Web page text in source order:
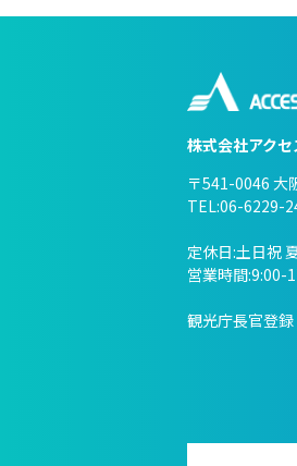
株式会社アク
〒541-0046 大
TEL:06-6229-
定休日:土日祝
営業時間:9:00-
観光庁長官登